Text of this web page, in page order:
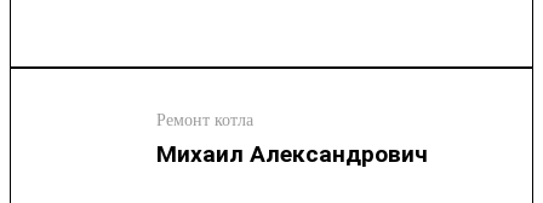
Ремонт котла
Михаил Александрович